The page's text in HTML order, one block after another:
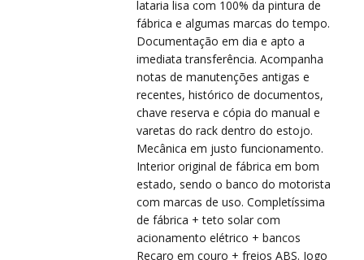
lataria lisa com 100% da pintura de
fábrica e algumas marcas do tempo.
Documentação em dia e apto a
imediata transferência. Acompanha
notas de manutenções antigas e
recentes, histórico de documentos,
chave reserva e cópia do manual e
varetas do rack dentro do estojo.
Mecânica em justo funcionamento.
Interior original de fábrica em bom
estado, sendo o banco do motorista
com marcas de uso. Completíssima
de fábrica + teto solar com
acionamento elétrico + bancos
Recaro em couro + freios ABS. Jogo